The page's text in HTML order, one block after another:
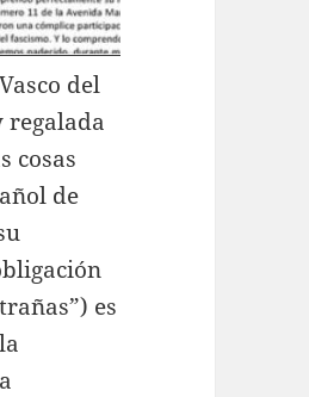
del
regalada
cosas
de
es